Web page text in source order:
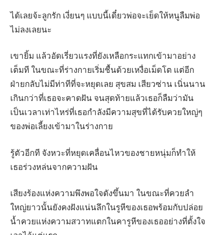
ได้เลยจ้ะลูกรัก เงี่ยนๆ แบบนี้เดี๋ยวพ่อจะเย็ดให้หนูลืมพ่อ
ไม่ลงเลยนะ
เขายิ้ม แล้วอัดเรี่ยวแรงที่ยังเหลือกระแทกเข้ามาอย่าง
เต็มที ในขณะที่ร่างกายเริ่มชื้นด้วยเหงื่อเม็ดโต แต่อีก
ฝ่ายกลับไม่มีท่าทีที่จะหยุดเลย สุขสม เสียวซ่าน เนิ่นนาน
เกินกว่าที่เธอจะคาดฝัน จนสุดท้ายแล้วเธอก็ลืมว่ามัน
เป็นเวลาเท่าไหร่ที่เธอกำลังมีความสุขที่ได้รับควยใหญ่ๆ
ของพ่อเลี้ยงเข้ามาในร่างกาย
รู้ตัวอีกที จังหวะที่หยุดเคลื่อนไหวของชายหนุ่มก็ทำให้
เธอร่วงหล่นจากความฝัน
เสียงร้องแห่งความพึงพอใจดังขึ้นมา ในขณะที่ควยลำ
ใหญ่ยาวนั้นยังคงฝังแน่นลึกในรูหีของเธอพร้อมกับปล่อย
น้ำควยแห่งความสวาทแตกในคารูหีของเธออย่างที่ตั้งใจ